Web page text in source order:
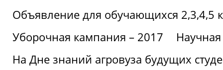
Объявление для обучающихся 2,3,4,5
Уборочная кампания – 2017
На Дне знаний агровуза будущих